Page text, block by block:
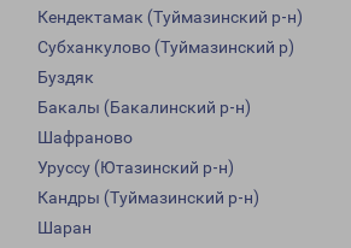
Кендектамак (Туймазинский р-н)
Субханкулово (Туймазинский р)
Буздяк
Бакалы (Бакалинский р-н)
Шафраново
Уруссу (Ютазинский р-н)
Кандры (Туймазинский р-н)
Шаран